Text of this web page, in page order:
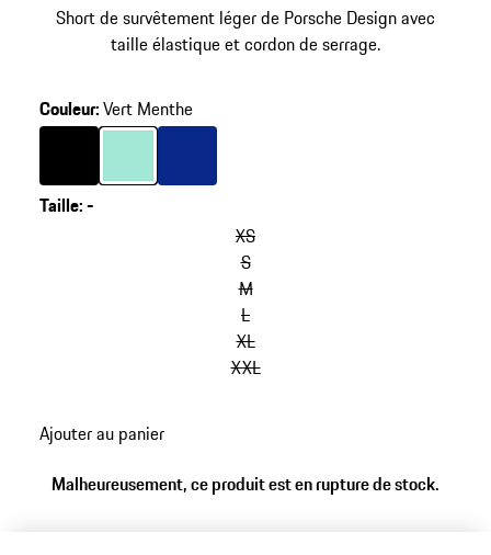
Short de survêtement léger de Porsche Design avec
taille élastique et cordon de serrage.
Couleur:Vert Menthe
CouleurNoir
CouleurVert Menthe
CouleurBleu
Taille:-
XS
S
M
L
XL
XXL
Ajouter au panier
Malheureusement, ce produit est en rupture de stock.